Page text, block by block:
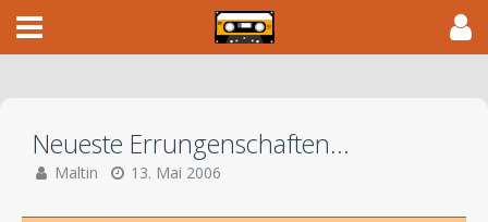
Neueste Errungenschaften...
Maltin 13. Mai 2006